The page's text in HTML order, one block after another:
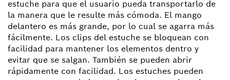
estuche para que el usuario pueda transportarlo de
la manera que le resulte más cómoda. El mango
delantero es más grande, por lo cual se agarra más
fácilmente. Los clips del estuche se bloquean con
facilidad para mantener los elementos dentro y
evitar que se salgan. También se pueden abrir
rápidamente con facilidad. Los estuches pueden